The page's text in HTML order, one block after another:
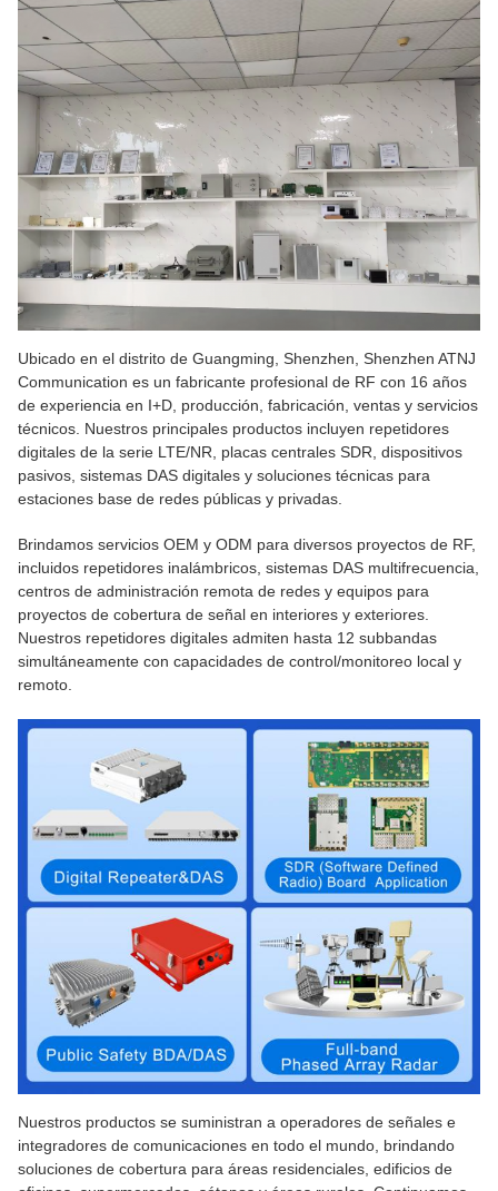
Ubicado en el distrito de Guangming, Shenzhen, Shenzhen ATNJ
Communication es un fabricante profesional de RF con 16 años
de experiencia en I+D, producción, fabricación, ventas y servicios
técnicos. Nuestros principales productos incluyen repetidores
digitales de la serie LTE/NR, placas centrales SDR, dispositivos
pasivos, sistemas DAS digitales y soluciones técnicas para
estaciones base de redes públicas y privadas.
Brindamos servicios OEM y ODM para diversos proyectos de RF,
incluidos repetidores inalámbricos, sistemas DAS multifrecuencia,
centros de administración remota de redes y equipos para
proyectos de cobertura de señal en interiores y exteriores.
Nuestros repetidores digitales admiten hasta 12 subbandas
simultáneamente con capacidades de control/monitoreo local y
remoto.
Nuestros productos se suministran a operadores de señales e
integradores de comunicaciones en todo el mundo, brindando
soluciones de cobertura para áreas residenciales, edificios de